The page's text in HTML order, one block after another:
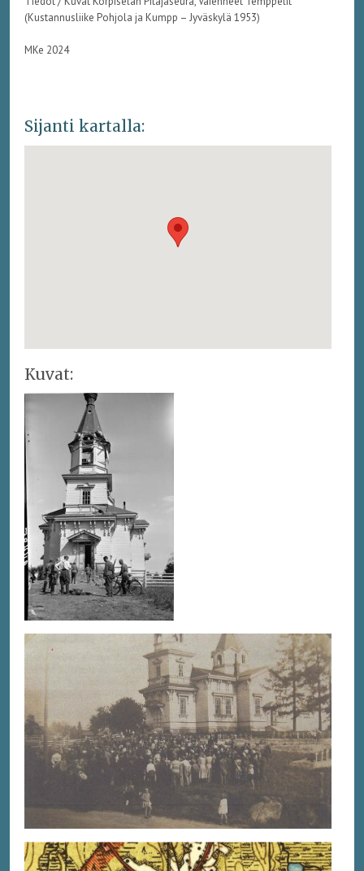
(Kustannusliike Pohjola ja Kumpp – Jyväskylä 1953)
MKe 2024
Sijanti kartalla:
Kuvat: